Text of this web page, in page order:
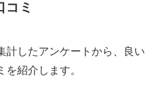
コミ
計したアンケートから、良い
を紹介します。